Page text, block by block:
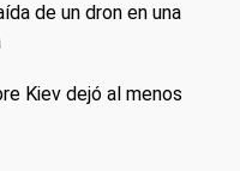
de un dron en una
Kiev dejó al menos